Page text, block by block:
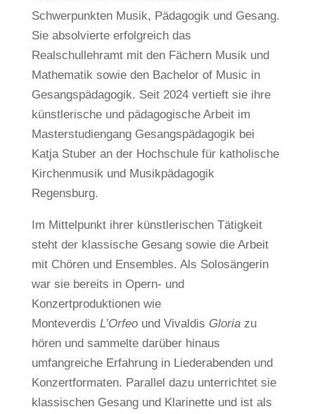
Schwerpunkten Musik, Pädagogik und Gesang.
Sie absolvierte erfolgreich das
Realschullehramt mit den Fächern Musik und
Mathematik sowie den Bachelor of Music in
Gesangspädagogik. Seit 2024 vertieft sie ihre
künstlerische und pädagogische Arbeit im
Masterstudiengang Gesangspädagogik bei
Katja Stuber an der Hochschule für katholische
Kirchenmusik und Musikpädagogik
Regensburg.
Im Mittelpunkt ihrer künstlerischen Tätigkeit
steht der klassische Gesang sowie die Arbeit
mit Chören und Ensembles. Als Solosängerin
war sie bereits in Opern- und
Konzertproduktionen wie
Monteverdis L’Orfeo und Vivaldis Gloria zu
hören und sammelte darüber hinaus
umfangreiche Erfahrung in Liederabenden und
Konzertformaten. Parallel dazu unterrichtet sie
klassischen Gesang und Klarinette und ist als